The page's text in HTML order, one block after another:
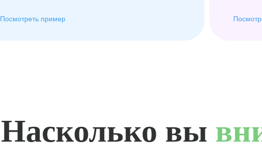
Посмотреть пример
Насколько вы